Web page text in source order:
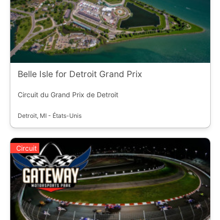
Belle Isle for Detroit Grand Prix
Circuit du Grand Prix de Detroit
Detroit, MI - États-Unis
Circuit